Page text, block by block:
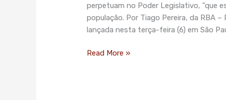
perpetuam no Poder Legislativo, "que
população. Por Tiago Pereira, da RBA
lançada nesta terça-feira (6) em São
Congresso
e
‘devolver
o
Read More »